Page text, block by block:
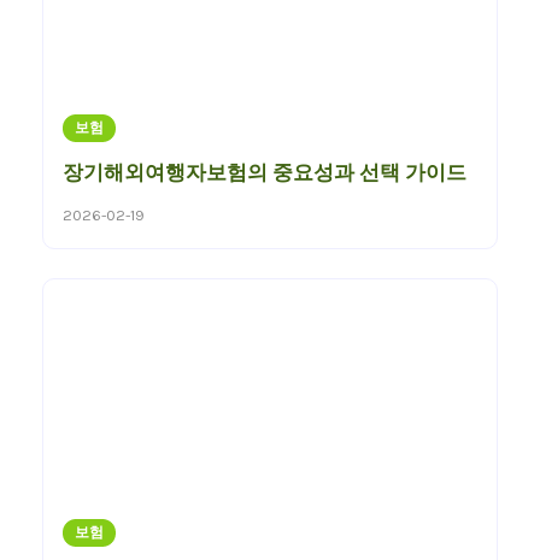
보험
장기해외여행자보험의 중요성과 선택 가이드
2026-02-19
보험